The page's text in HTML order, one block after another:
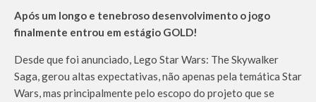
Após um longo e tenebroso desenvolvimento o jogo
finalmente entrou em estágio GOLD!
Desde que foi anunciado, Lego Star Wars: The Skywalker
Saga, gerou altas expectativas, não apenas pela temática Star
Wars, mas principalmente pelo escopo do projeto que se